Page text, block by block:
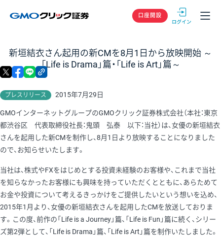
GMOクリック
口座開設
新垣結衣さん起用の新CMを8月1日から放映開始 ～
「Life is Drama」篇・「Life is Art」篇～
プレスリリース 2015年7月29日
X facebook
GMOインターネットグループのGMOクリック証券株式会社（本社：東京
都渋谷区 代表取締役社長：鬼頭 弘泰 以下：当社）は、女優の新垣結衣
さんを起用した新CMを制作し、8月1日より放映することになりました
ので、お知らせいたします。
当社は、株式やFXをはじめとする投資未経験のお客様や、これまで当社
を知らなかったお客様にも興味を持っていただくとともに、あらためて
お金や投資について考えるきっかけをご提供したいという想いを込め、
2015年1月より、女優の新垣結衣さんを起用したCMを放送しておりま
す。この度、前作の「Life is a Journey」篇、「Life is Fun」篇に続く、シリー
ズ第2弾として、「Life is Drama」篇、「Life is Art」篇を制作いたしました。